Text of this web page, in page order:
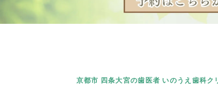
京都市 四条大宮の歯医者 いのうえ歯科ク